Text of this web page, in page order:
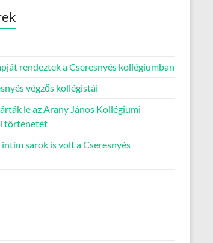
rendeztek a Cseresnyés kollégiumban
végzős kollégistái
le az Arany János Kollégiumi
történetét
sarok is volt a Cseresnyés